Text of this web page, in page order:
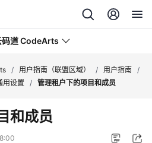
码道 CodeArts
/ 用户指南（联盟区域） / 用户指南 /
用设置 / 管理租户下的项目和成员
和成员